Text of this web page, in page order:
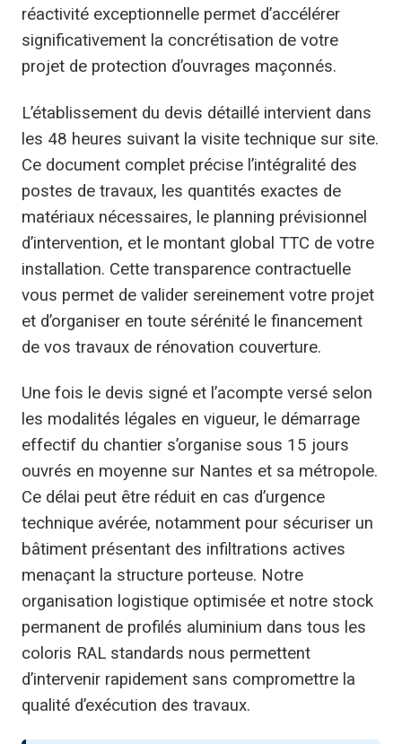
réactivité exceptionnelle permet d’accélérer
significativement la concrétisation de votre
projet de protection d’ouvrages maçonnés.
L’établissement du devis détaillé intervient dans
les 48 heures suivant la visite technique sur site.
Ce document complet précise l’intégralité des
postes de travaux, les quantités exactes de
matériaux nécessaires, le planning prévisionnel
d’intervention, et le montant global TTC de votre
installation. Cette transparence contractuelle
vous permet de valider sereinement votre projet
et d’organiser en toute sérénité le financement
de vos travaux de rénovation couverture.
Une fois le devis signé et l’acompte versé selon
les modalités légales en vigueur, le démarrage
effectif du chantier s’organise sous 15 jours
ouvrés en moyenne sur Nantes et sa métropole.
Ce délai peut être réduit en cas d’urgence
technique avérée, notamment pour sécuriser un
bâtiment présentant des infiltrations actives
menaçant la structure porteuse. Notre
organisation logistique optimisée et notre stock
permanent de profilés aluminium dans tous les
coloris RAL standards nous permettent
d’intervenir rapidement sans compromettre la
qualité d’exécution des travaux.